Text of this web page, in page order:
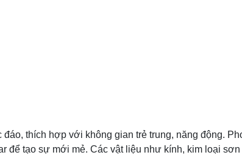
thích hợp với không gian trẻ trung, năng động.
để tạo sự mới mẻ. Các vật liệu như kính, kim loại